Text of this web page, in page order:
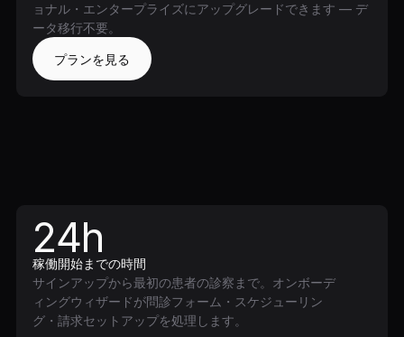
ョナル・エンタープライズにアップグレードできます — デ
ータ移行不要。
プランを見る
24h
稼働開始までの時間
サインアップから最初の患者の診察まで。オンボーデ
ィングウィザードが問診フォーム・スケジューリン
グ・請求セットアップを処理します。